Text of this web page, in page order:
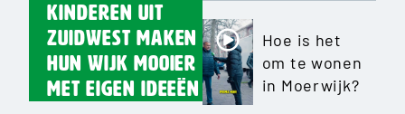
Kinderen uit
Zuidwest maken
hun wijk mooier
met eigen ideeën
Hoe is het
om te wonen
in Moerwijk?